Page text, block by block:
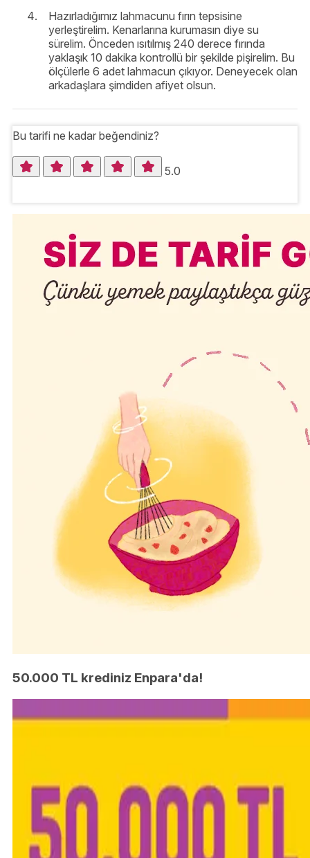
Hazırladığımız lahmacunu fırın tepsisine
yerleştirelim. Kenarlarına kurumasın diye su
sürelim. Önceden ısıtılmış 240 derece fırında
yaklaşık 10 dakika kontrollü bir şekilde pişirelim. Bu
ölçülerle 6 adet lahmacun çıkıyor. Deneyecek olan
arkadaşlara şimdiden afiyet olsun.
Bu tarifi ne kadar beğendiniz?
5.0
50.000 TL krediniz Enpara'da!